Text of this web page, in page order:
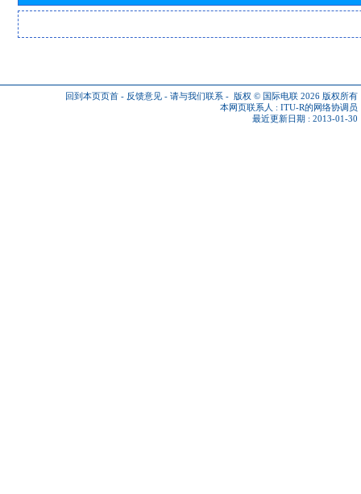
回到本页页首 - 反馈意见 - 请与我们联系 - 版权 © 国际电联 2026 版权所有
本网页联系人 : ITU-R的网络协调员
最近更新日期 : 2013-01-30